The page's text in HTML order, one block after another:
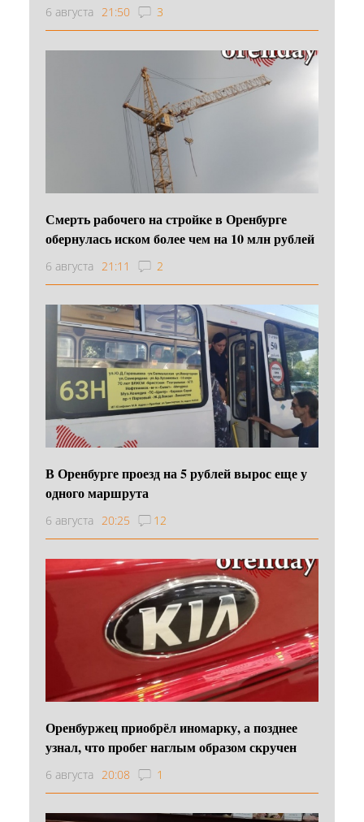
6 августа 21:50 3
Смерть рабочего на стройке в Оренбурге
обернулась иском более чем на 10 млн рублей
6 августа 21:11 2
В Оренбурге проезд на 5 рублей вырос еще у
одного маршрута
6 августа 20:25 12
Оренбуржец приобрёл иномарку, а позднее
узнал, что пробег наглым образом скручен
6 августа 20:08 1